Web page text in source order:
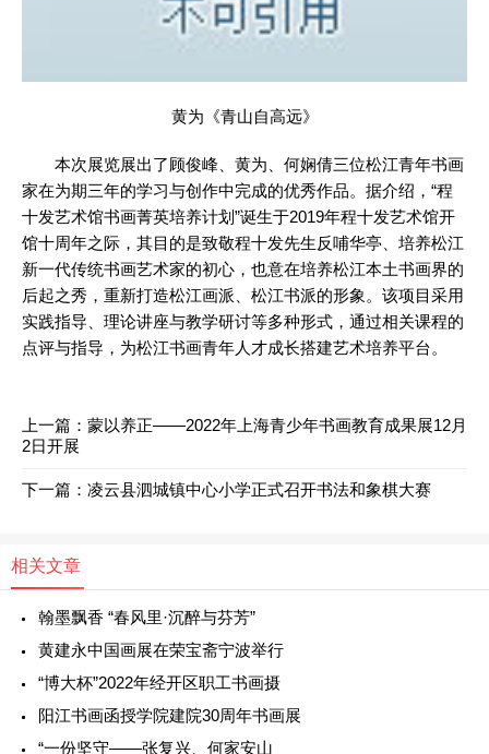
黄为《青山自高远》
本次展览展出了顾俊峰、黄为、何娴倩三位松江青年书画
家在为期三年的学习与创作中完成的优秀作品。据介绍，“程
十发艺术馆书画菁英培养计划”诞生于2019年程十发艺术馆开
馆十周年之际，其目的是致敬程十发先生反哺华亭、培养松江
新一代传统书画艺术家的初心，也意在培养松江本土书画界的
后起之秀，重新打造松江画派、松江书派的形象。该项目采用
实践指导、理论讲座与教学研讨等多种形式，通过相关课程的
点评与指导，为松江书画青年人才成长搭建艺术培养平台。
上一篇： 蒙以养正——2022年上海青少年书画教育成果展12月
2日开展
下一篇： 凌云县泗城镇中心小学正式召开书法和象棋大赛
相关文章
翰墨飘香 “春风里·沉醉与芬芳”
黄建永中国画展在荣宝斋宁波举行
“博大杯”2022年经开区职工书画摄
阳江书画函授学院建院30周年书画展
“一份坚守——张复兴、何家安山